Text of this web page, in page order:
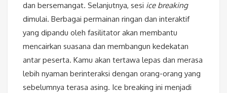
dan bersemangat. Selanjutnya, sesi ice breaking
dimulai. Berbagai permainan ringan dan interaktif
yang dipandu oleh fasilitator akan membantu
mencairkan suasana dan membangun kedekatan
antar peserta. Kamu akan tertawa lepas dan merasa
lebih nyaman berinteraksi dengan orang-orang yang
sebelumnya terasa asing. Ice breaking ini menjadi